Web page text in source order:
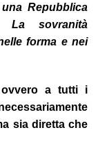
una Repubblica
La sovranità
forma e nei
ovvero a tutti i
sia diretta che